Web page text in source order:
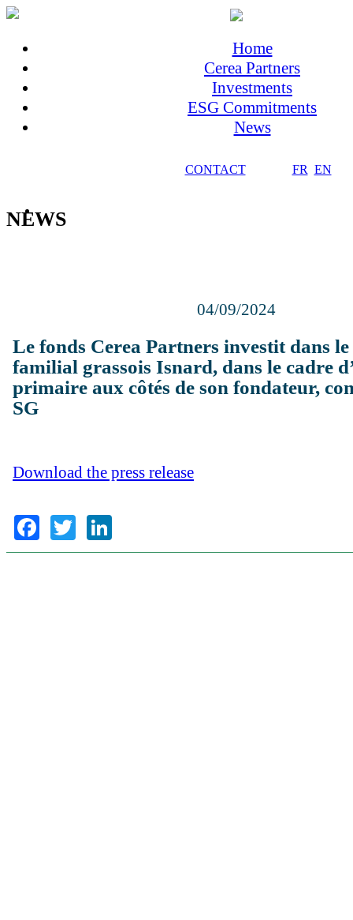
Home
Cerea Partners
Investments
ESG Commitments
News
CONTACT FR EN
NEWS
04/09/2024
Le fonds Cerea Partners investit dans
familial grassois Isnard, dans le cadre
primaire aux côtés de son fondateur,
SG
Download the press release
FacebookTwitter